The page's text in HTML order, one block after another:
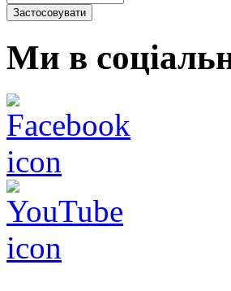
Ми в